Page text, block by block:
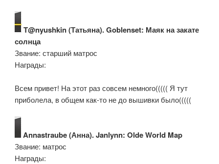
T@nyushkin (Татьяна). Goblenset: Маяк на закате
солнца
Звание: старший матрос
Награды:
Всем привет! На этот раз совсем немного((((( Я тут
приболела, в общем как-то не до вышивки было(((((
Annastraube (Анна). Janlynn: Olde World Map
Звание: матрос
Награды: